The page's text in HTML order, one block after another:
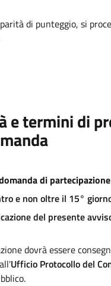
di punteggio, si
e termini di
di
e non oltre il 15°
del presente
dovrà essere
Ufficio Protocollo del
.